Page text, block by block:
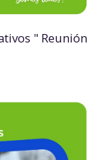
" Reunión